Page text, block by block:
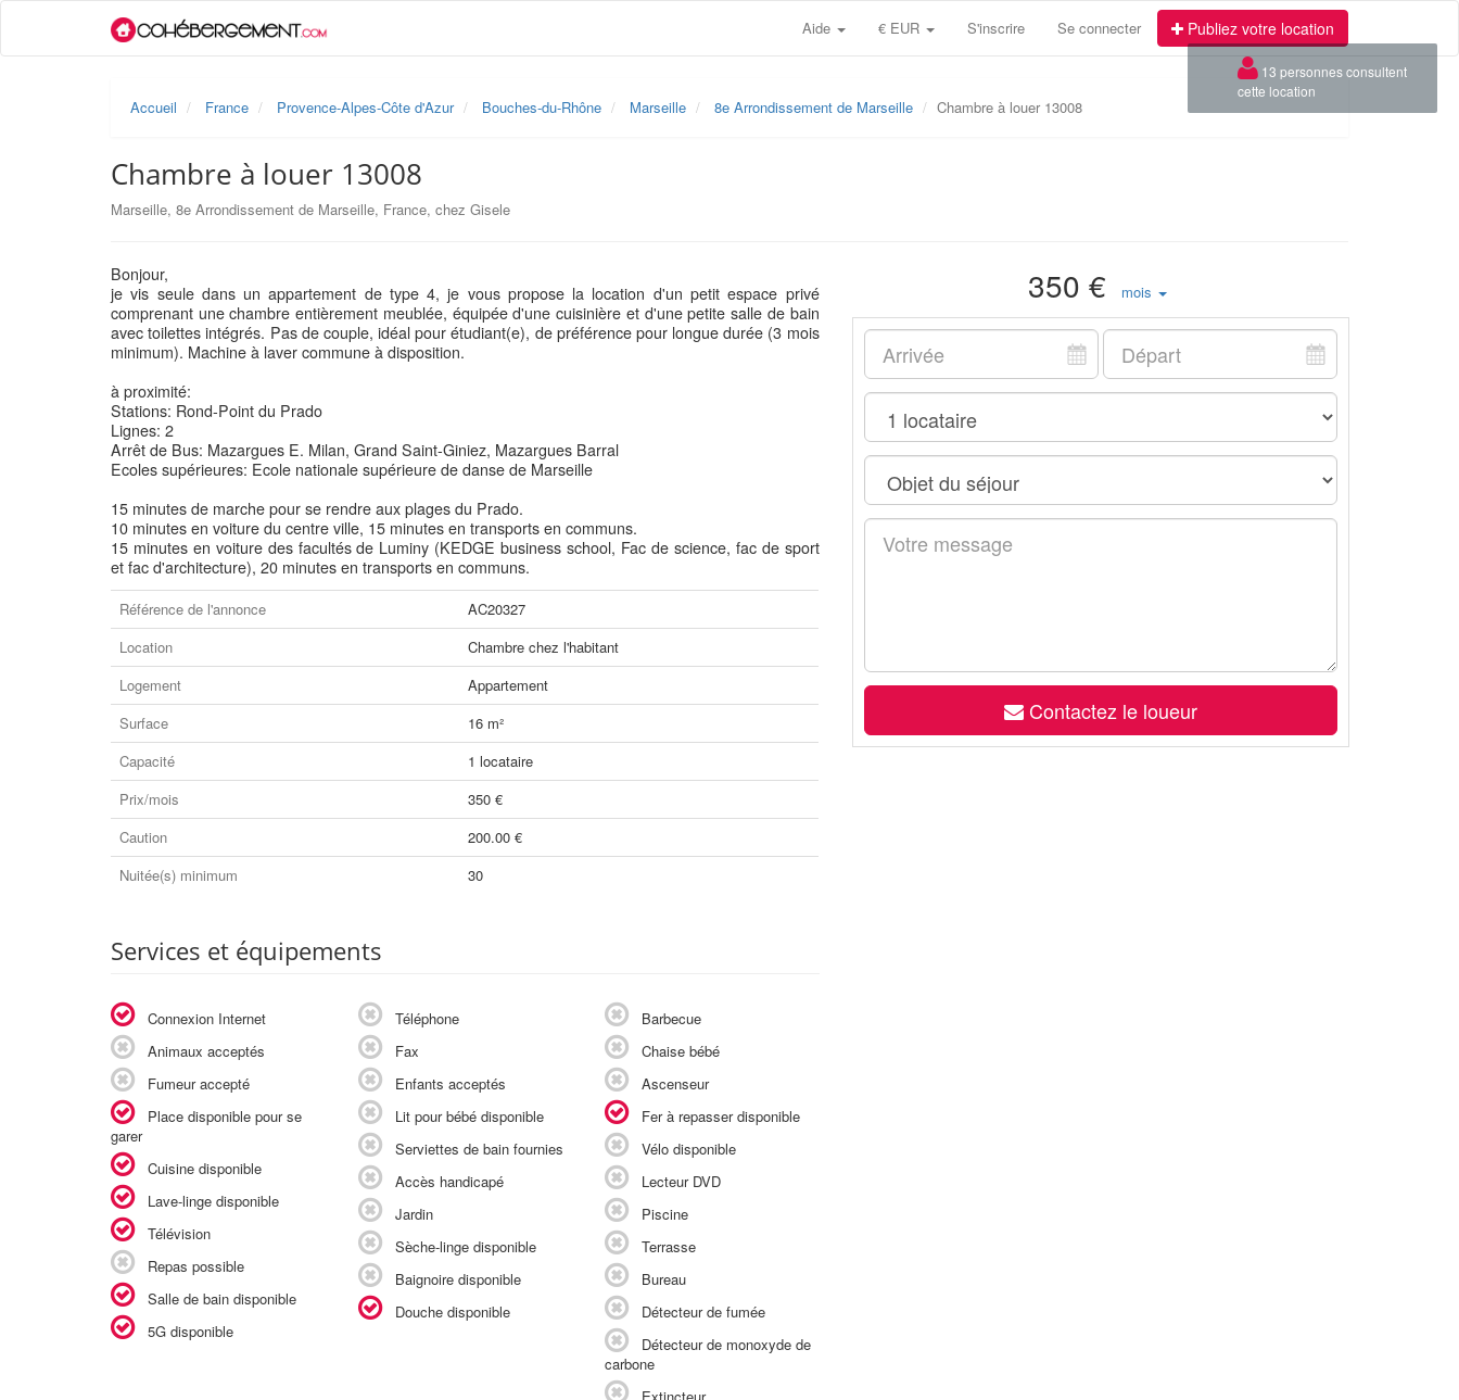
Aide € EUR S'inscrire Se connecter Publiez votre location
Accueil France Provence-Alpes-Côte d'Azur Bouches-du-Rhône Marseille 8e Arrondissement de Marseille Chambre à louer 13008
Chambre à louer 13008
Marseille, 8e Arrondissement de Marseille, France, chez Gisele
350 € mois
Contactez le loueur
Bonjour,
je vis seule dans un appartement de type 4, je vous propose la location d'un petit espace privé
comprenant une chambre entièrement meublée, équipée d'une cuisinière et d'une petite salle de bain
avec toilettes intégrés. Pas de couple, idéal pour étudiant(e), de préférence pour longue durée (3 mois
minimum). Machine à laver commune à disposition.
à proximité:
Stations: Rond-Point du Prado
Lignes: 2
Arrêt de Bus: Mazargues E. Milan, Grand Saint-Giniez, Mazargues Barral
Ecoles supérieures: Ecole nationale supérieure de danse de Marseille
15 minutes de marche pour se rendre aux plages du Prado.
10 minutes en voiture du centre ville, 15 minutes en transports en communs.
15 minutes en voiture des facultés de Luminy (KEDGE business school, Fac de science, fac de sport
et fac d'architecture), 20 minutes en transports en communs.
Référence de l'annonce
AC20327
Location
Chambre chez l'habitant
Logement
Appartement
Surface
16 m²
Capacité
1 locataire
Prix/mois
350 €
Caution
200.00 €
Nuitée(s) minimum
30
Services et équipements
Connexion Internet
Animaux acceptés
Fumeur accepté
Place disponible pour se
garer
Cuisine disponible
Lave-linge disponible
Télévision
Repas possible
Salle de bain disponible
5G disponible
Téléphone
Fax
Enfants acceptés
Lit pour bébé disponible
Serviettes de bain fournies
Accès handicapé
Jardin
Sèche-linge disponible
Baignoire disponible
Douche disponible
Barbecue
Chaise bébé
Ascenseur
Fer à repasser disponible
Vélo disponible
Lecteur DVD
Piscine
Terrasse
Bureau
Détecteur de fumée
Détecteur de monoxyde de
carbone
×
13 personnes consultent
cette location